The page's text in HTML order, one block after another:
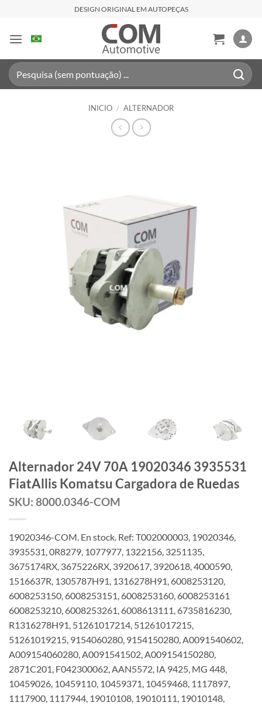
contenido
DESIGN ORIGINAL EM AUTOPEÇAS
Buscar
por:
INICIO / ALTERNADOR
Alternador 24V 70A 19020346 3935531
FiatAllis Komatsu Cargadora de Ruedas
SKU: 8000.0346-COM
19020346-COM. En stock. Ref: T002000003, 19020346,
3935531, 0R8279, 1077977, 1322156, 3251135,
3675174RX, 3675226RX, 3920617, 3920618, 4000590,
1516637R, 1305787H91, 1316278H91, 6008253120,
6008253150, 6008253151, 6008253160, 6008253161
6008253210, 6008253261, 6008613111, 6735816230,
R1316278H91, 51261017214, 51261017215,
51261019215, 9154060280, 9154150280, A0091540602,
A009154060280, A0091541502, A009154150280,
2871C201, F042300062, AAN5572, IA 9425, MG 448,
10459026, 10459110, 10459371, 10459468, 1117897,
1117900, 1117944, 19010108, 19010111, 19010148,